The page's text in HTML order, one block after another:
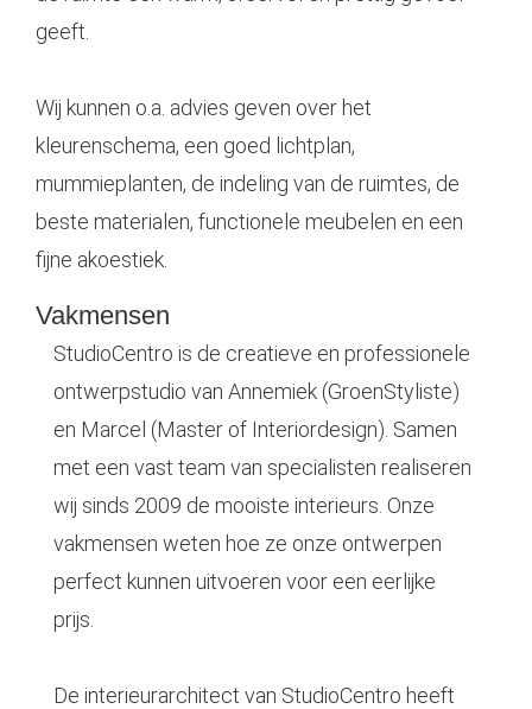
geeft.
Wij kunnen o.a. advies geven over het
kleurenschema, een goed lichtplan,
mummieplanten, de indeling van de ruimtes, de
beste materialen, functionele meubelen en een
fijne akoestiek.
Vakmensen
StudioCentro is de creatieve en professionele
ontwerpstudio van Annemiek (GroenStyliste)
en Marcel (Master of Interiordesign). Samen
met een vast team van specialisten realiseren
wij sinds 2009 de mooiste interieurs. Onze
vakmensen weten hoe ze onze ontwerpen
perfect kunnen uitvoeren voor een eerlijke
prijs.
De interieurarchitect van StudioCentro heeft